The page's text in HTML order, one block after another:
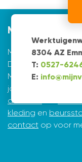
8304 AZ
T: 0527-
E:
Mijnvormgever
Mijnvormgever.nl:
De creatieve
Marius de Vries en
jarenlange
drukwerk
kleding en
contact op voor